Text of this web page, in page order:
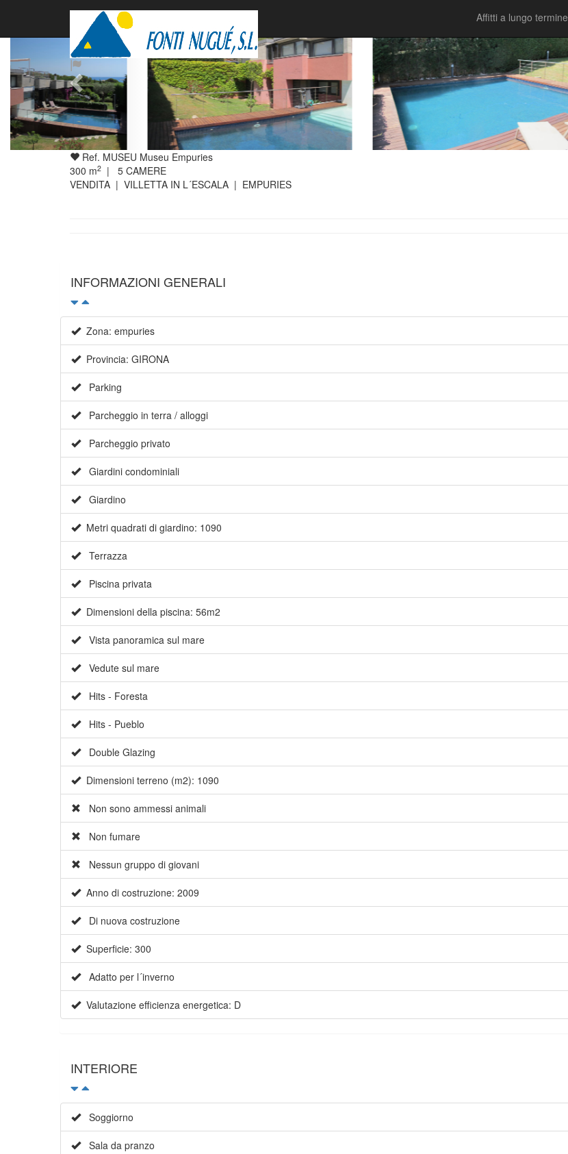
Affitti a lungo termine
Ref. MUSEU Museu Empuries
300 m2 | 5 CAMERE
VENDITA | VILLETTA IN L´ESCALA | EMPURIES
INFORMAZIONI GENERALI
Zona: empuries
Provincia: GIRONA
Parking
Parcheggio in terra / alloggi
Parcheggio privato
Giardini condominiali
Giardino
Metri quadrati di giardino: 1090
Terrazza
Piscina privata
Dimensioni della piscina: 56m2
Vista panoramica sul mare
Vedute sul mare
Hits - Foresta
Hits - Pueblo
Double Glazing
Dimensioni terreno (m2): 1090
Non sono ammessi animali
Non fumare
Nessun gruppo di giovani
Anno di costruzione: 2009
Di nuova costruzione
Superficie: 300
Adatto per l´inverno
Valutazione efficienza energetica: D
INTERIORE
Soggiorno
Sala da pranzo